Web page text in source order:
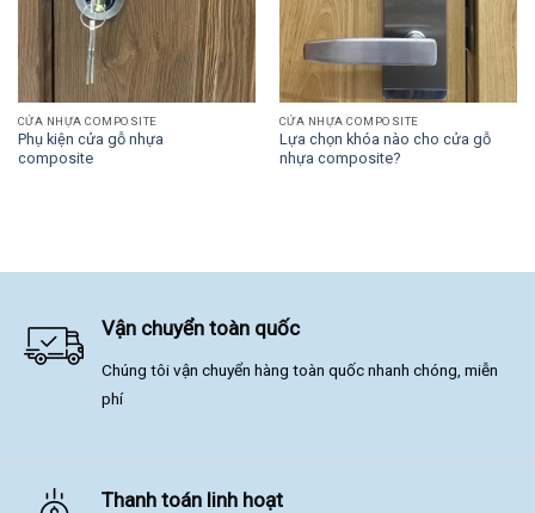
CỬA NHỰA COMPOSITE
Phụ kiện cửa gỗ nhựa
composite
CỬA NHỰA COMPOSITE
Lựa chọn khóa nào cho cửa gỗ
nhựa composite?
Vận chuyển toàn quốc
Chúng tôi vận chuyển hàng toàn quốc nhanh chóng, miễn
phí
Thanh toán linh hoạt